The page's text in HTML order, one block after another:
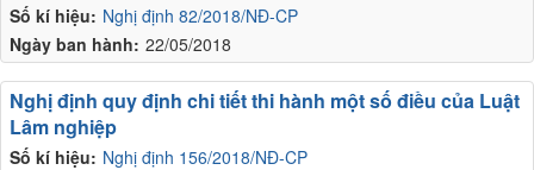
Số kí hiệu: Nghị định 82/2018/NĐ-CP
Ngày ban hành: 22/05/2018
Số kí hiệu: Nghị định 156/2018/NĐ-CP
Nghị định quy định chi tiết thi hành một số điều của Luật
Lâm nghiệp